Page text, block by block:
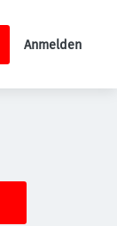
Anmelden